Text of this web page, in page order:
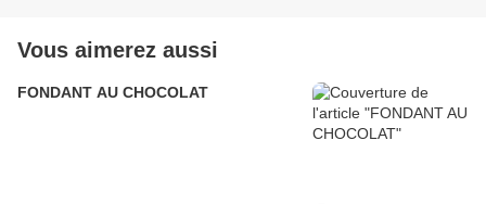
Vous aimerez aussi
FONDANT AU CHOCOLAT